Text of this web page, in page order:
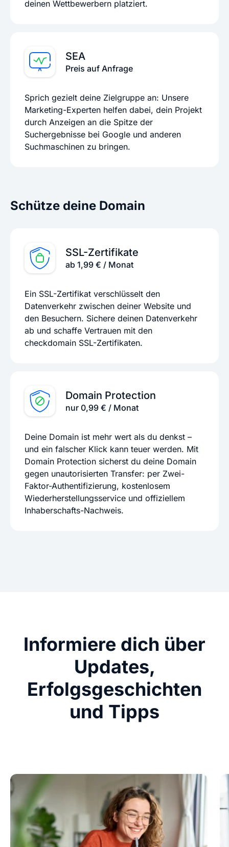
deinen Wettbewerbern platziert.
SEA
Preis auf Anfrage
Sprich gezielt deine Zielgruppe an: Unsere
Marketing-Experten helfen dabei, dein Projekt
durch Anzeigen an die Spitze der
Suchergebnisse bei Google und anderen
Suchmaschinen zu bringen.
Schütze deine Domain
SSL-Zertifikate
ab 1,99 € / Monat
Ein SSL-Zertifikat verschlüsselt den
Datenverkehr zwischen deiner Website und
den Besuchern. Sichere deinen Datenverkehr
ab und schaffe Vertrauen mit den
checkdomain SSL-Zertifikaten.
Domain Protection
nur 0,99 € / Monat
Deine Domain ist mehr wert als du denkst –
und ein falscher Klick kann teuer werden. Mit
Domain Protection sicherst du deine Domain
gegen unautorisierten Transfer: per Zwei-
Faktor-Authentifizierung, kostenlosem
Wiederherstellungsservice und offiziellem
Inhaberschafts-Nachweis.
Informiere dich über
Updates,
Erfolgsgeschichten
und Tipps